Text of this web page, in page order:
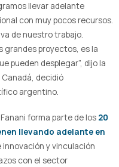
llevar adelante
con muy pocos recursos.
de nuestro trabajo.
grandes proyectos, es la
pueden desplegar”, dijo la
decidió
argentino.
forma parte de los 20
llevando adelante en
innovación y vinculación
con el sector